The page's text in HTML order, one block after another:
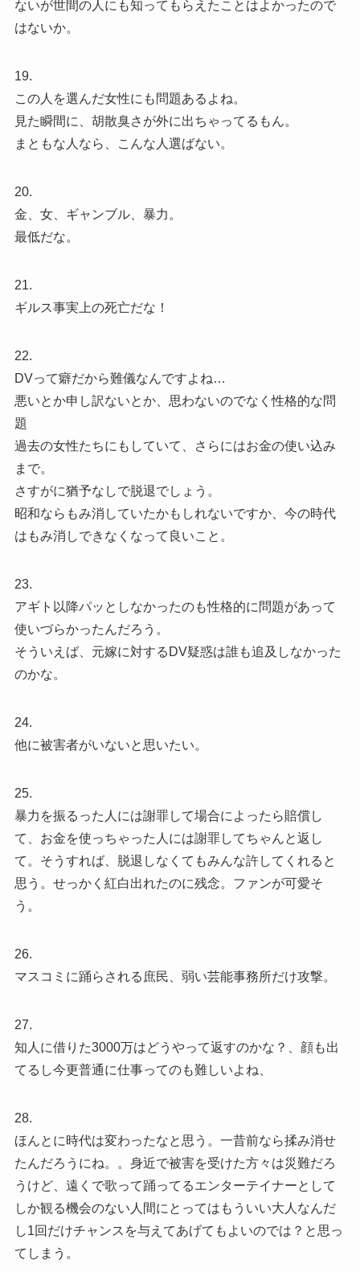
ないが世間の人にも知ってもらえたことはよかったので
はないか。
19.
この人を選んだ女性にも問題あるよね。
見た瞬間に、胡散臭さが外に出ちゃってるもん。
まともな人なら、こんな人選ばない。
20.
金、女、ギャンブル、暴力。
最低だな。
21.
ギルス事実上の死亡だな！
22.
DVって癖だから難儀なんですよね…
悪いとか申し訳ないとか、思わないのでなく性格的な問
題
過去の女性たちにもしていて、さらにはお金の使い込み
まで。
さすがに猶予なしで脱退でしょう。
昭和ならもみ消していたかもしれないですか、今の時代
はもみ消しできなくなって良いこと。
23.
アギト以降パッとしなかったのも性格的に問題があって
使いづらかったんだろう。
そういえば、元嫁に対するDV疑惑は誰も追及しなかった
のかな。
24.
他に被害者がいないと思いたい。
25.
暴力を振るった人には謝罪して場合によったら賠償し
て、お金を使っちゃった人には謝罪してちゃんと返し
て。そうすれば、脱退しなくてもみんな許してくれると
思う。せっかく紅白出れたのに残念。ファンが可愛そ
う。
26.
マスコミに踊らされる庶民、弱い芸能事務所だけ攻撃。
27.
知人に借りた3000万はどうやって返すのかな？、顔も出
てるし今更普通に仕事ってのも難しいよね、
28.
ほんとに時代は変わったなと思う。一昔前なら揉み消せ
たんだろうにね。。身近で被害を受けた方々は災難だろ
うけど、遠くで歌って踊ってるエンターテイナーとして
しか観る機会のない人間にとってはもういい大人なんだ
し1回だけチャンスを与えてあげてもよいのでは？と思っ
てしまう。